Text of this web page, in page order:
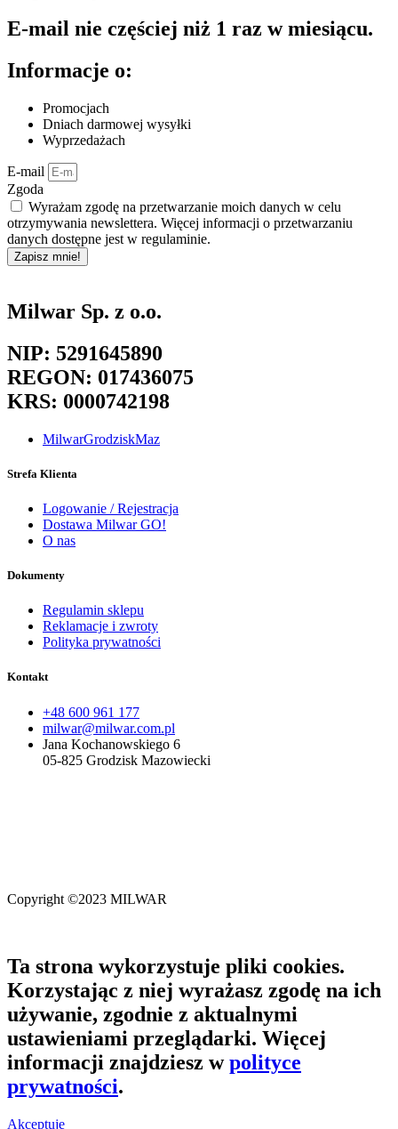
E-mail nie częściej niż 1 raz w miesiącu.
Informacje o:
Promocjach
Dniach darmowej wysyłki
Wyprzedażach
E-mail
Zgoda
Wyrażam zgodę na przetwarzanie moich danych w celu
otrzymywania newslettera. Więcej informacji o przetwarzaniu
danych dostępne jest w regulaminie.
Zapisz mnie!
Milwar Sp. z o.o.
NIP: 5291645890
REGON: 017436075
KRS: 0000742198
MilwarGrodziskMaz
Strefa Klienta
Logowanie / Rejestracja
Dostawa Milwar GO!
O nas
Dokumenty
Regulamin sklepu
Reklamacje i zwroty
Polityka prywatności
Kontakt
+48 600 961 177
milwar@milwar.com.pl
Jana Kochanowskiego 6
05-825 Grodzisk Mazowiecki
Copyright ©2023 MILWAR
Ta strona wykorzystuje pliki cookies.
Korzystając z niej wyrażasz zgodę na ich
używanie, zgodnie z aktualnymi
ustawieniami przeglądarki. Więcej
informacji znajdziesz wpolityce
prywatności.
Akceptuję